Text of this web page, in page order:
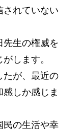
されていない
先生の権威を
します。
たが、最近の
しか感じま
民の生活や幸